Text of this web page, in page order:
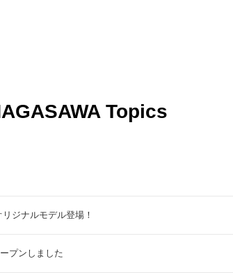
Topics
ジナルモデル登場！
プンしました